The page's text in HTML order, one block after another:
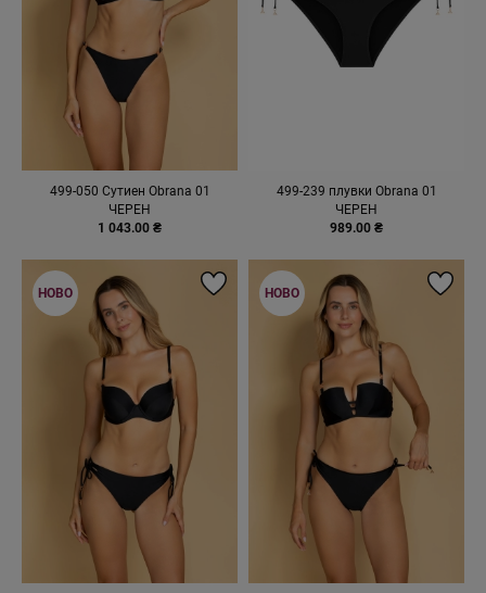
499-050 Сутиен Obrana 01
ЧЕРЕН
1 043.00 ₴
499-239 плувки Obrana 01
ЧЕРЕН
989.00 ₴
НОВО НОВО